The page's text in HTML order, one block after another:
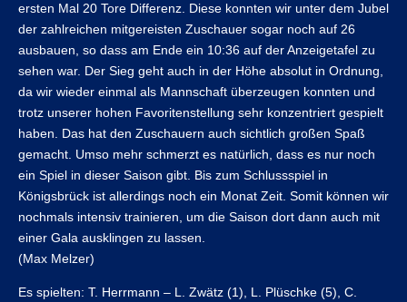
ersten Mal 20 Tore Differenz. Diese konnten wir unter dem Jubel
der zahlreichen mitgereisten Zuschauer sogar noch auf 26
ausbauen, so dass am Ende ein 10:36 auf der Anzeigetafel zu
sehen war. Der Sieg geht auch in der Höhe absolut in Ordnung,
da wir wieder einmal als Mannschaft überzeugen konnten und
trotz unserer hohen Favoritenstellung sehr konzentriert gespielt
haben. Das hat den Zuschauern auch sichtlich großen Spaß
gemacht. Umso mehr schmerzt es natürlich, dass es nur noch
ein Spiel in dieser Saison gibt. Bis zum Schlussspiel in
Königsbrück ist allerdings noch ein Monat Zeit. Somit können wir
nochmals intensiv trainieren, um die Saison dort dann auch mit
einer Gala ausklingen zu lassen.
(Max Melzer)
Es spielten: T. Herrmann – L. Zwätz (1), L. Plüschke (5), C.